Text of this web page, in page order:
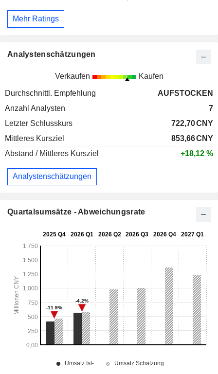
Mehr Ratings
Analystenschätzungen
Verkaufen Kaufen
Durchschnittl. Empfehlung
AUFSTOCKEN
Anzahl Analysten
7
Letzter Schlusskurs
722,70CNY
Mittleres Kursziel
853,66CNY
Abstand / Mittleres Kursziel
+18,12 %
Analystenschätzungen
Quartalsumsätze - Abweichungsrate